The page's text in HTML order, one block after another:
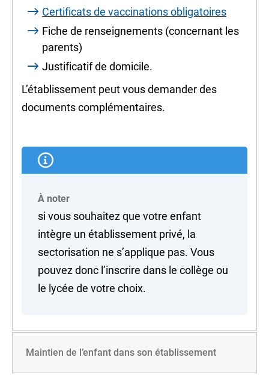
Certificats de vaccinations obligatoires
Fiche de renseignements (concernant les
parents)
Justificatif de domicile.
L’établissement peut vous demander des
documents complémentaires.
À noter
si vous souhaitez que votre enfant
intègre un établissement privé, la
sectorisation ne s’applique pas. Vous
pouvez donc l’inscrire dans le collège ou
le lycée de votre choix.
Maintien de l’enfant dans son établissement